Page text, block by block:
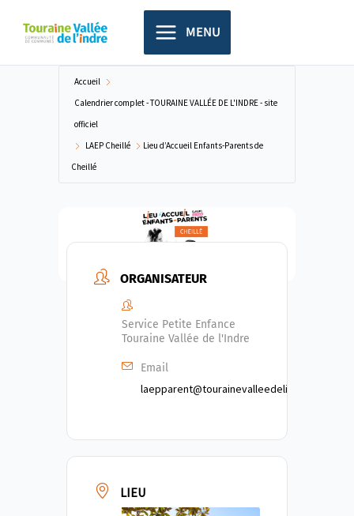
principal
MENU
Accueil
Calendrier complet - TOURAINE VALLÉE DE L'INDRE - site
officiel
LAEP Cheillé
Lieu d’Accueil Enfants-Parents de
Cheillé
ORGANISATEUR
Service Petite Enfance
Touraine Vallée de l'Indre
Email
laepparent@tourainevalleedelindre.fr
LIEU